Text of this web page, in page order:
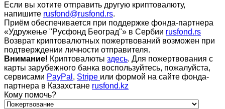
Если вы хотите отправить другую криптовалюту,
напишите rusfond@rusfond.rs.
Приём обеспечивается при поддержке фонда-партнера
«Удружење "Русфонд Београд"» в Сербии rusfond.rs
Возврат криптовалютных пожертвований возможен при
подтверждении личности отправителя.
Внимание! Криптовалюты здесь. Для пожертвования с
карты зарубежного банка воспользуйтесь, пожалуйста,
сервисами PayPal , Stripe или формой на сайте фонда-
партнера в Казахстане rusfond.kz
Кому помочь?